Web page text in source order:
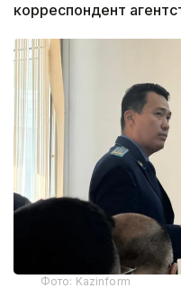
корреспондент
Фото: Kazinform